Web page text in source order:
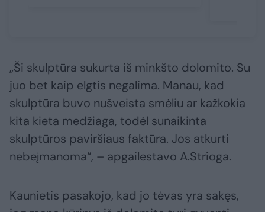
„Ši skulptūra sukurta iš minkšto dolomito. Su
juo bet kaip elgtis negalima. Manau, kad
skulptūra buvo nušveista smėliu ar kažkokia
kita kieta medžiaga, todėl sunaikinta
skulptūros paviršiaus faktūra. Jos atkurti
nebeįmanoma“, – apgailestavo A.Strioga.
Kaunietis pasakojo, kad jo tėvas yra sakęs,